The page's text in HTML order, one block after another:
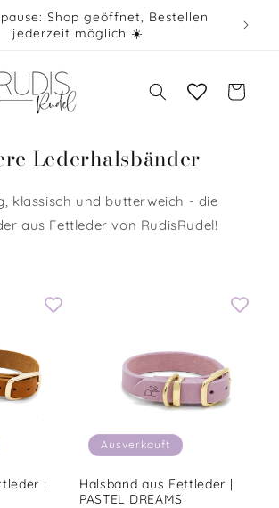
Shop geöffnet, Bestellen
jederzeit möglich ☀️
Warenkorb
Lederhalsbänder
klassisch und butterweich - die
aus Fettleder von RudisRudel!
|
Ausverkauft
Halsband aus Fettleder |
PASTEL DREAMS